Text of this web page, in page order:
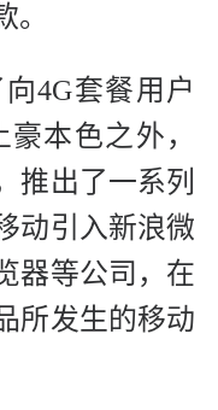
4G套餐用户
本色之外，
推出了一系列
动引入新浪微
器等公司，在
所发生的移动